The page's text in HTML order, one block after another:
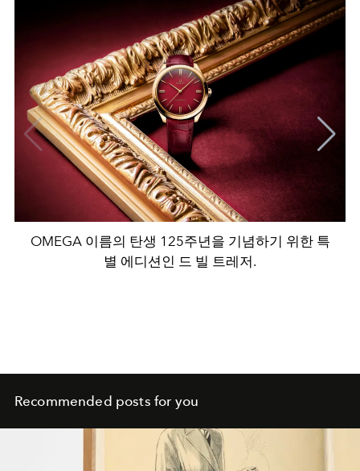
OMEGA 이름의 탄생 125주년을 기념하기 위한 특
별 에디션인 드 빌 트레저.
Recommended posts for you